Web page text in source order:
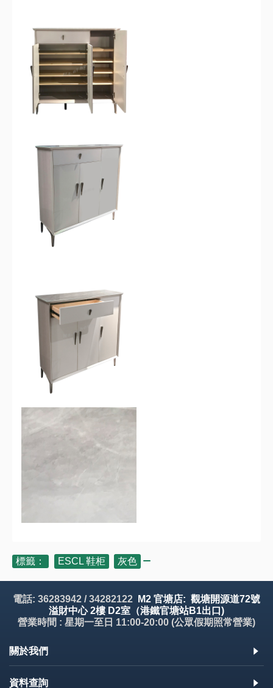
標籤： ESCL 鞋柜 灰色
電話: 36283942 / 34282122
M2 官塘店: 觀塘開源道72號
溢財中心 2樓 D2室（港鐵官塘站B1出口)
營業時間 : 星期一至日 11:00-20:00 (公眾假期照常營業)
關於我們
資料查詢